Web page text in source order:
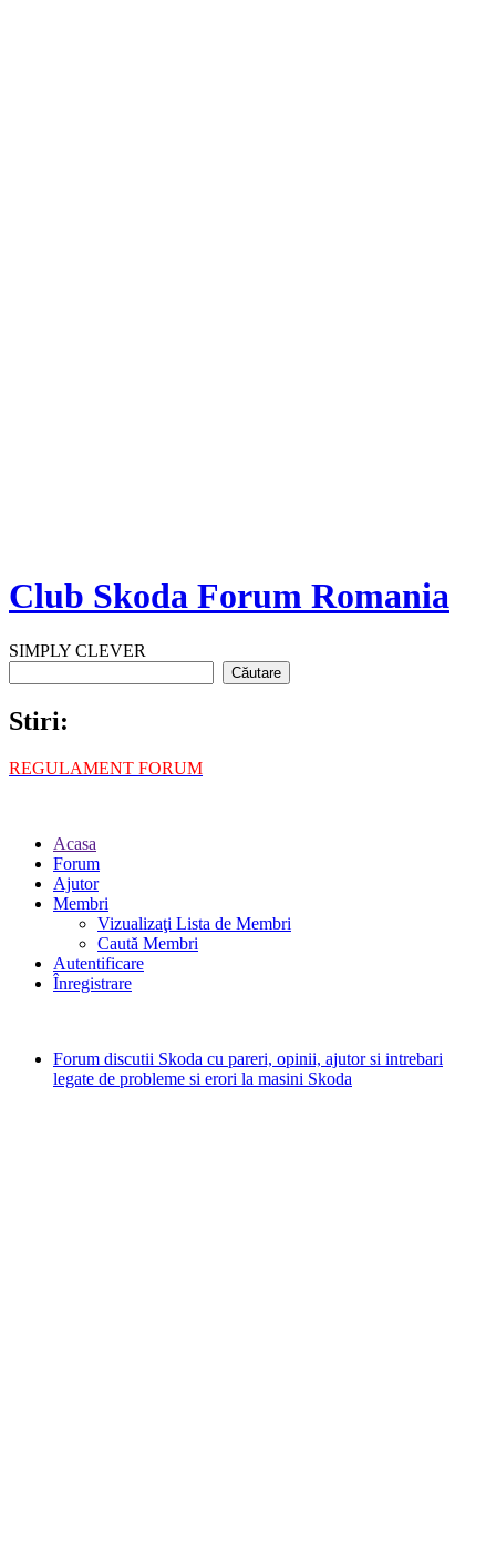
Club Skoda Forum Romania
SIMPLY CLEVER
Stiri:
REGULAMENT FORUM
Acasa
Forum
Ajutor
Membri
Vizualizaţi Lista de Membri
Caută Membri
Autentificare
Înregistrare
Forum discutii Skoda cu pareri, opinii, ajutor si intrebari
legate de probleme si erori la masini Skoda